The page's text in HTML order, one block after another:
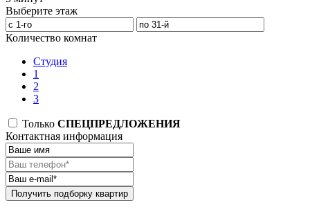
Выберите этаж
Количество комнат
Студия
1
2
3
Только СПЕЦПРЕДЛОЖЕНИЯ
Контактная информация
Получить подборку квартир